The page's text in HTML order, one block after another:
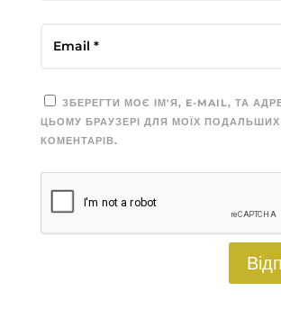
ЗБЕРЕГТИ МОЄ ІМ'Я, E-MAIL, ТА
ЦЬОМУ БРАУЗЕРІ ДЛЯ МОЇХ ПОДАЛЬШИХ
КОМЕНТАРІВ.